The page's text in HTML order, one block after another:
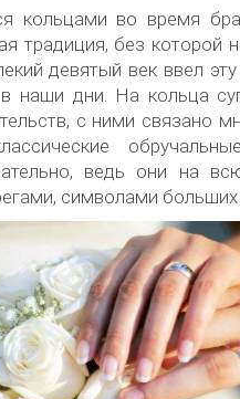
кольцами во время
традиция, без которой
девятый век ввел
наши дни. На кольца
с ними связано
ведь они на
символами больших